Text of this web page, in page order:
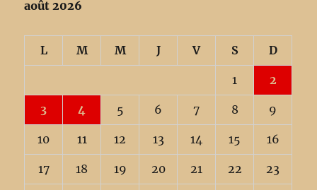
août 2026
L M M J V S D
1 2
3 4 5 6 7 8 9
10 11 12 13 14 15 16
17 18 19 20 21 22 23